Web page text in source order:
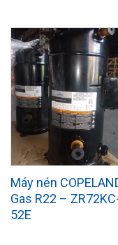
Máy nén
Gas R22 –
52E